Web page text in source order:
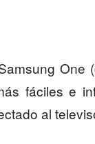
One
fáciles e
al